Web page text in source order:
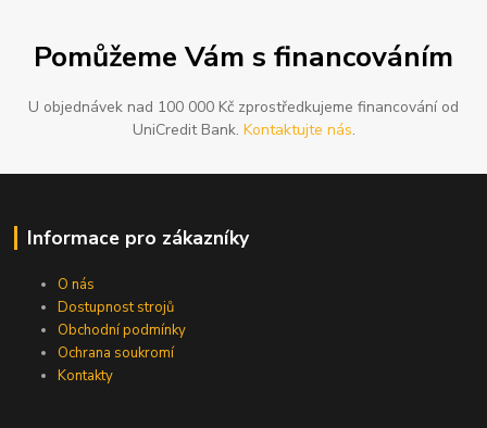
Pomůžeme Vám s financováním
U objednávek nad 100 000 Kč zprostředkujeme financování od
UniCredit Bank. Kontaktujte nás.
Informace pro zákazníky
O nás
Dostupnost strojů
Obchodní podmínky
Ochrana soukromí
Kontakty